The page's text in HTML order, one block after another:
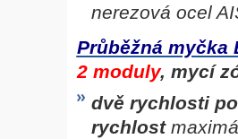
nerezová ocel
Průběžná myčka
2 moduly, mycí
dvě rychlosti
rychlost